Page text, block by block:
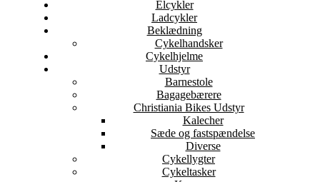
Elcykler
Ladcykler
Beklædning
Cykelhandsker
Cykelhjelme
Udstyr
Barnestole
Bagagebærere
Christiania Bikes Udstyr
Kalecher
Sæde og fastspændelse
Diverse
Cykellygter
Cykeltasker